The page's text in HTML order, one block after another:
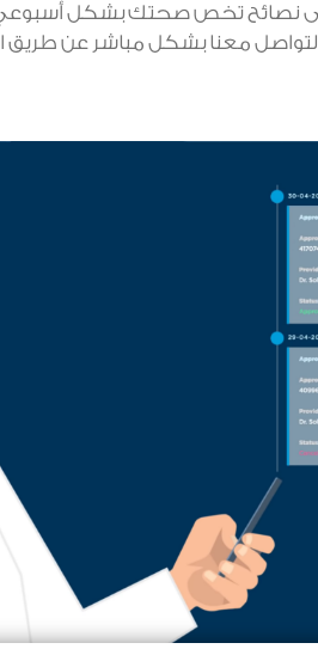
نصائح تخص صحتك بشكل
معنا بشكل مباشر عن طريق